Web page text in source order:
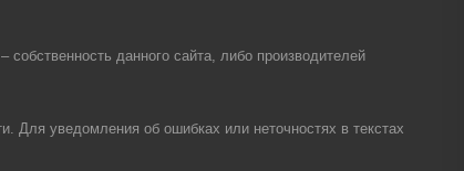
данного сайта, либо производителей
Для уведомления об ошибках или неточностях в текстах